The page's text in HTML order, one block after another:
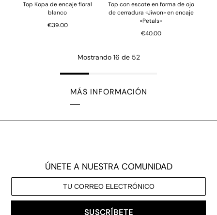
Top Kopa de encaje floral
blanco
€39.00
Top con escote en forma de ojo
de cerradura «Jiwon» en encaje
«Petals»
€40.00
Mostrando 16 de 52
MÁS INFORMACIÓN
ÚNETE A NUESTRA COMUNIDAD
SUSCRÍBETE